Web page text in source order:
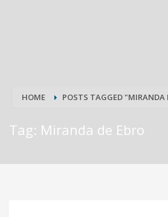
HOME POSTS TAGGED "MIRANDA
Tag: Miranda de Ebro